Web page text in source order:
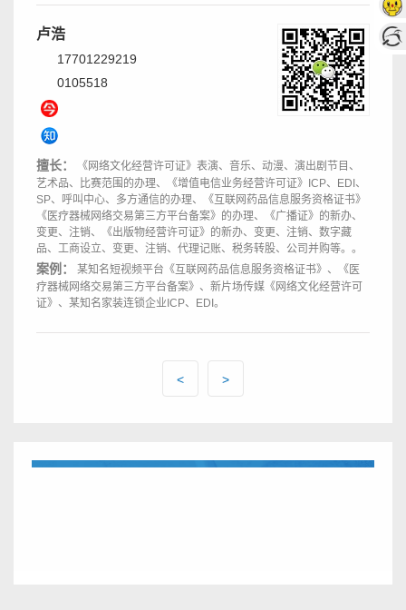
卢浩
17701229219
0105518
擅长：
《网络文化经营许可证》表演、音乐、动漫、演出剧节目、
艺术品、比赛范围的办理、《增值电信业务经营许可证》ICP、EDI、
SP、呼叫中心、多方通信的办理、《互联网药品信息服务资格证书》
《医疗器械网络交易第三方平台备案》的办理、《广播证》的新办、
变更、注销、《出版物经营许可证》的新办、变更、注销、数字藏
品、工商设立、变更、注销、代理记账、税务转股、公司并购等。。
案例：
某知名短视频平台《互联网药品信息服务资格证书》、《医
疗器械网络交易第三方平台备案》、新片场传媒《网络文化经营许可
证》、某知名家装连锁企业ICP、EDI。
< >